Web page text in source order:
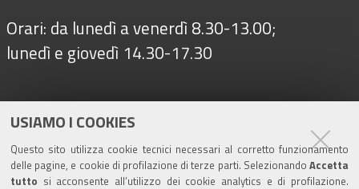
USIAMO I COOKIES
Questo sito utilizza cookie tecnici necessari al corretto funzionamento
delle pagine, e cookie di profilazione di terze parti. Selezionando Accetta
tutto si acconsente all’utilizzo dei cookie analytics e di profilazione.
Orari: da lunedì a venerdì 8.30-13.00;
lunedì e giovedì 14.30-17.30
Seguici su
Turismo